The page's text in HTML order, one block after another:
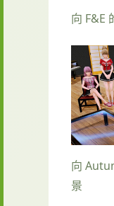
向 F&E
向
景